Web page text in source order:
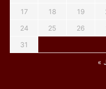
17
18 19
24
25 26
31
«